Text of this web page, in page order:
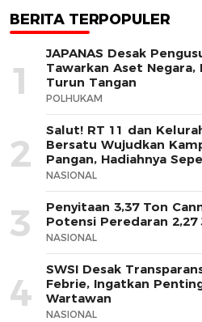
BERITA TERPOPULER
1
JAPANAS Desak
Tawarkan Aset
Turun Tangan
POLHUKAM
2
Salut! RT 11 dan
Bersatu Wujudkan
Pangan, Hadiahnya
NASIONAL
3
Penyitaan 3,37 Ton
Potensi Peredaran 2,27
NASIONAL
4
SWSI Desak
Febrie, Ingatkan
Wartawan
NASIONAL